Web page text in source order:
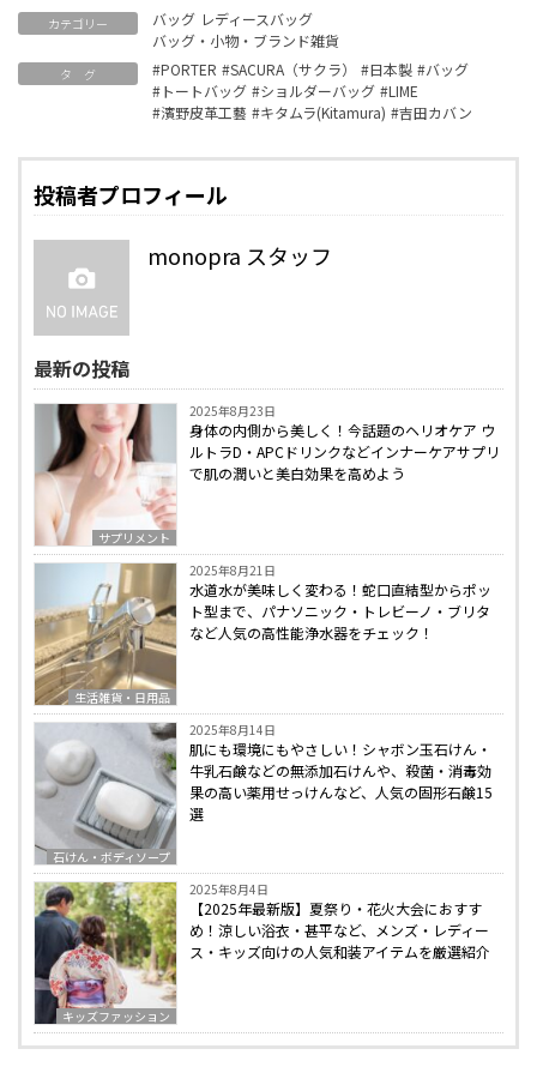
カテゴリー バッグ レディースバッグ
バッグ・小物・ブランド雑貨
タ グ #PORTER #SACURA（サクラ） #日本製 #バッグ
#トートバッグ #ショルダーバッグ #LIME
#濱野皮革工藝 #キタムラ(Kitamura) #吉田カバン
投稿者プロフィール
monopra スタッフ
最新の投稿
サプリメント
2025年8月23日
身体の内側から美しく！今話題のヘリオケア ウ
ルトラD・APCドリンクなどインナーケアサプリ
で肌の潤いと美白効果を高めよう
生活雑貨・日用品
2025年8月21日
水道水が美味しく変わる！蛇口直結型からポッ
ト型まで、パナソニック・トレビーノ・ブリタ
など人気の高性能浄水器をチェック！
石けん・ボディソープ
2025年8月14日
肌にも環境にもやさしい！シャボン玉石けん・
牛乳石鹸などの無添加石けんや、殺菌・消毒効
果の高い薬用せっけんなど、人気の固形石鹸15
選
キッズファッション
2025年8月4日
【2025年最新版】夏祭り・花火大会におすす
め！涼しい浴衣・甚平など、メンズ・レディー
ス・キッズ向けの人気和装アイテムを厳選紹介